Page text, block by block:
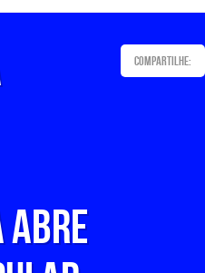
abre
Compartilhe: